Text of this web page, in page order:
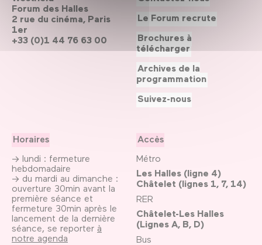
Forum des Halles
2 rue du cinéma, Paris
1er
+33 (0)1 44 76 63 00
Horaires
→ lundi : fermeture
hebdomadaire
→ du mardi au dimanche :
ouverture 30min avant la
première séance et
fermeture 30min après le
lancement de la dernière
séance, se reporter à
notre agenda
Accès
Métro
Les Halles (ligne 4)
Châtelet (lignes 1, 7, 14)
RER
Châtelet-Les Halles
(Lignes A, B, D)
Bus
Le Forum recrute
Brochures à
télécharger
Archives de la
programmation
Suivez-nous